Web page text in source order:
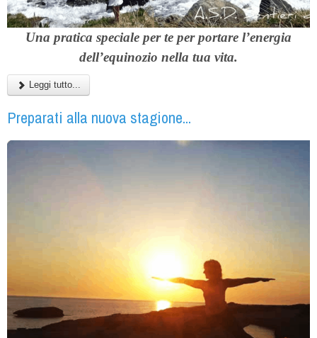
Una pratica speciale per te per portare l’energia
dell’equinozio nella tua vita.
Leggi tutto...
Preparati alla nuova stagione...